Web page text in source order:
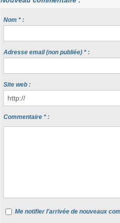
Nom * :
Adresse email (non publiée) * :
Site web :
Commentaire * :
Me notifier l'arrivée de nouveaux